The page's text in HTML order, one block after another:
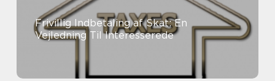
Frivillig Indbetaling af Skat: En
Vejledning Til Interesserede